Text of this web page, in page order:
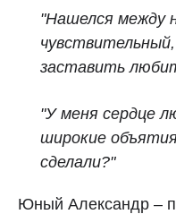
"Нашелся между
заставить
"У меня сердце
широкие
сделали?"
Юный Александр –